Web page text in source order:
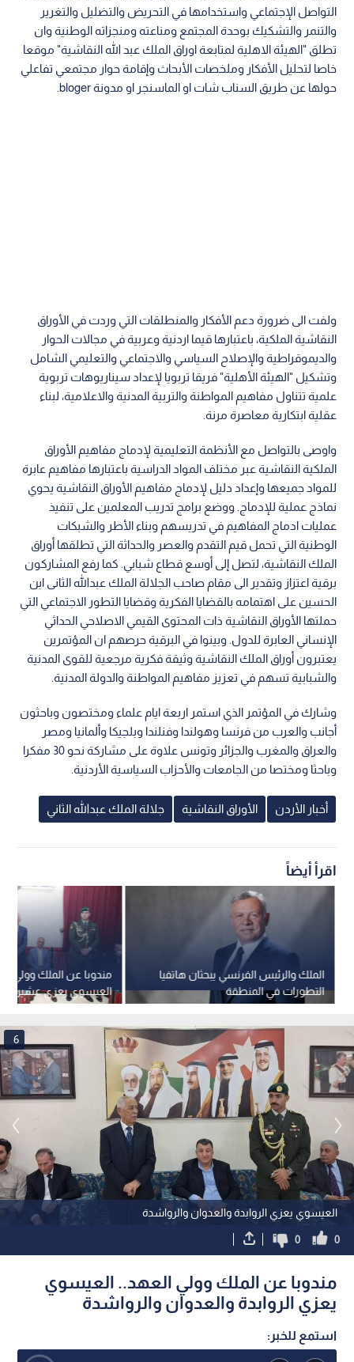
التواصل الإجتماعي واستخدامها في التحريض والتضليل والتغرير
والتنمر والتشكيك بوحدة المجتمع ومناعته ومنجزاته الوطنية وان
تطلق "الهيئة الاهلية لمتابعة اوراق الملك عبد الله النقاشية" موقعا
خاصا لتحليل الأفكار وملخصات الأبحاث وإقامة حوار مجتمعي تفاعلي
حولها عن طريق السناب شات او الماسنجر او مدونة bloger.
ولفت الى ضرورة دعم الأفكار والمنطلقات التي وردت في الأوراق
النقاشية الملكية، باعتبارها قيما اردنية وعربية في مجالات الحوار
والديموقراطية والإصلاح السياسي والاجتماعي والتعليمي الشامل
وتشكيل "الهيئة الأهلية" فريقا تربويا لإعداد سيناريوهات تربوية
علمية تتناول مفاهيم المواطنة والتربية المدنية والاعلامية، لبناء
عقلية ابتكارية معاصرة مرنة.
واوصى بالتواصل مع الأنظمة التعليمية لإدماج مفاهيم الأوراق
الملكية النقاشية عبر مختلف المواد الدراسية باعتبارها مفاهيم عابرة
للمواد جميعها وإعداد دليل لإدماج مفاهيم الأوراق النقاشية يحوي
نماذج عملية للإدماج. ووضع برامج تدريب المعلمين على تنفيذ
عمليات ادماج المفاهيم في تدريسهم وبناء الأطر والشبكات
الوطنية التي تحمل قيم التقدم والعصر والحداثة التي تطلقها أوراق
الملك النقاشية، لتصل إلى أوسع قطاع شبابي. كما رفع المشاركون
برقية اعتزاز وتقدير الى مقام صاحب الجلالة الملك عبدالله الثانى ابن
الحسين على اهتمامه بالقضايا الفكرية وقضايا التطور الاجتماعي التي
حملتها الأوراق النقاشية ذات المحتوى القيمي الاصلاحي الحداثي
الإنساني العابرة للدول. وبينوا في البرقية حرصهم ان المؤتمرين
يعتبرون أوراق الملك النقاشية وثيقة فكرية مرجعية للقوى المدنية
والشبابية تسهم في تعزيز مفاهيم المواطنة والدولة المدنية.
وشارك في المؤتمر الذي استمر اربعة ايام علماء ومختصون وباحثون
أجانب والعرب من فرنسا وهولندا وفنلندا وبلجيكا وألمانيا ومصر
والعراق والمغرب والجزائر وتونس علاوة على مشاركة نحو 30 مفكرا
وباحثا ومختصا من الجامعات والأحزاب السياسية الأردنية.
أخبار الأردن الأوراق النقاشية جلالة الملك عبدالله الثاني
اقرأ أيضاً
مندوبا عن الملك وولي
العيسوي يعزي عشيرة
الملك والرئيس الفرنسي يبحثان هاتفيا
التطورات في المنطقة
العيسوي يعزي الروابدة والعدوان والرواشدة
6
0
0
مندوبا عن الملك وولي العهد.. العيسوي
يعزي الروابدة والعدوان والرواشدة
استمع للخبر: